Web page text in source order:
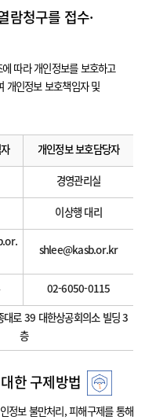
람청구를 접수·
따라 개인정보를 보호하고
개인정보 보호책임자 및
개인정보 보호담당자
경영관리실
이상행 대리
shlee@kasb.or.kr
02-6050-0115
대로 39 대한상공회의소 빌딩 3
층
한 구제방법
정보 불만처리, 피해구제를 통해